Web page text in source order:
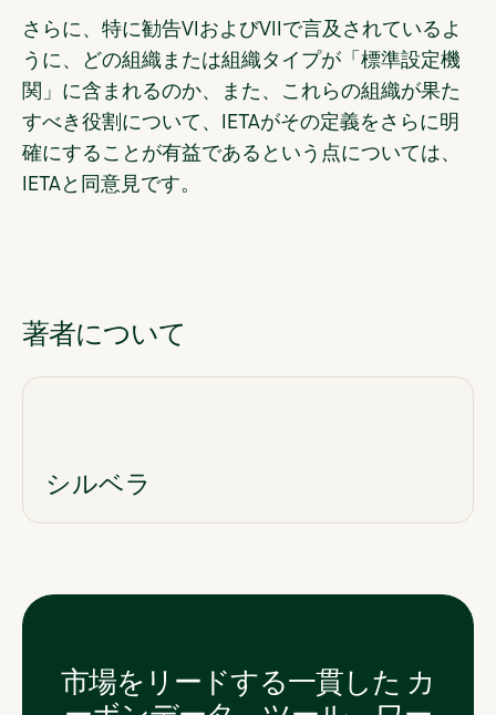
さらに、特に勧告VIおよびVIIで言及されているよ
うに、どの組織または組織タイプが「標準設定機
関」に含まれるのか、また、これらの組織が果た
すべき役割について、IETAがその定義をさらに明
確にすることが有益であるという点については、
IETAと同意見です。
著者について
シルベラ
市場をリードする一貫した カ